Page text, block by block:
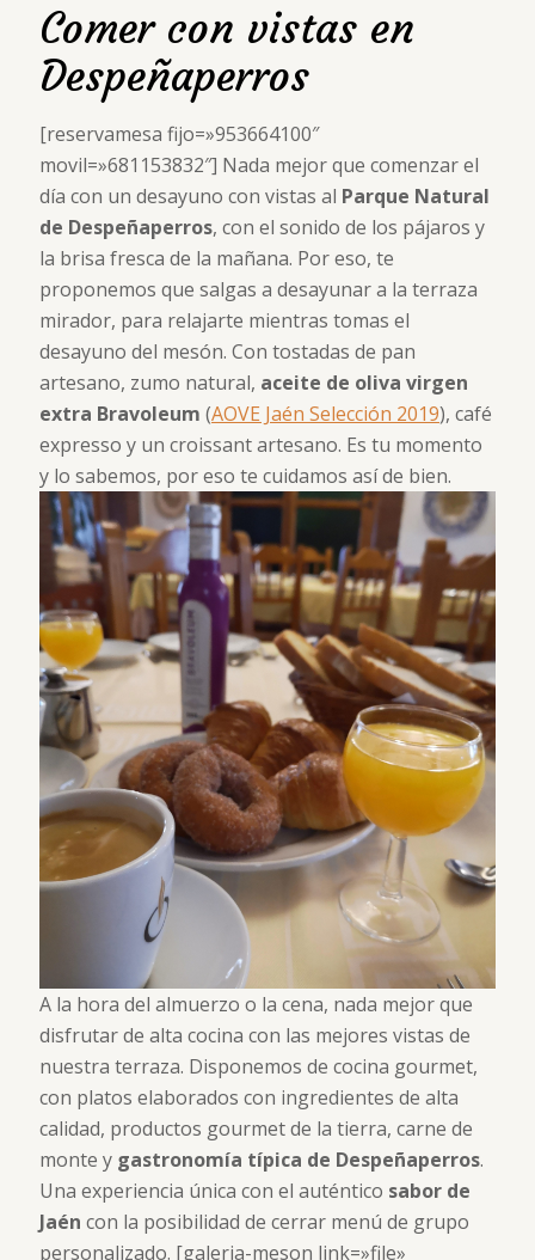
Comer con vistas en
Despeñaperros
[reservamesa fijo=»953664100″
movil=»681153832″] Nada mejor que comenzar el
día con un desayuno con vistas al Parque Natural
de Despeñaperros, con el sonido de los pájaros y
la brisa fresca de la mañana. Por eso, te
proponemos que salgas a desayunar a la terraza
mirador, para relajarte mientras tomas el
desayuno del mesón. Con tostadas de pan
artesano, zumo natural, aceite de oliva virgen
extra Bravoleum (AOVE Jaén Selección 2019), café
expresso y un croissant artesano. Es tu momento
y lo sabemos, por eso te cuidamos así de bien.
A la hora del almuerzo o la cena, nada mejor que
disfrutar de alta cocina con las mejores vistas de
nuestra terraza. Disponemos de cocina gourmet,
con platos elaborados con ingredientes de alta
calidad, productos gourmet de la tierra, carne de
monte y gastronomía típica de Despeñaperros.
Una experiencia única con el auténtico sabor de
Jaén con la posibilidad de cerrar menú de grupo
personalizado. [galeria-meson link=»file»